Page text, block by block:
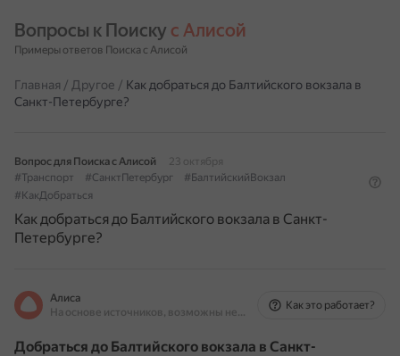
Вопросы к Поиску с Алисой
Примеры ответов Поиска с Алисой
Главная / Другое / Как добраться до Балтийского вокзала в
Санкт-Петербурге?
Вопрос для Поиска с Алисой
23 октября
#Транспорт
#СанктПетербург
#БалтийскийВокзал
#КакДобраться
Как добраться до Балтийского вокзала в Санкт-
Петербурге?
Алиса
На основе источников, возможны неточности
Как это работает?
Добраться до Балтийского вокзала в Санкт-